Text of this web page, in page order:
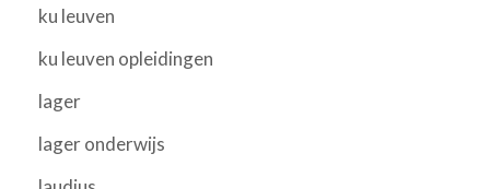
ku leuven
ku leuven opleidingen
lager
lager onderwijs